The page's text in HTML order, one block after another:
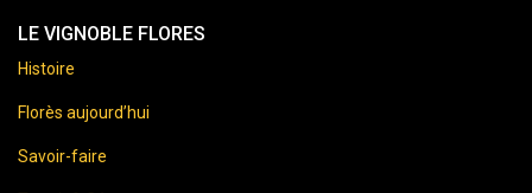
LE VIGNOBLE FLORES
Histoire
Florès aujourd’hui
Savoir-faire